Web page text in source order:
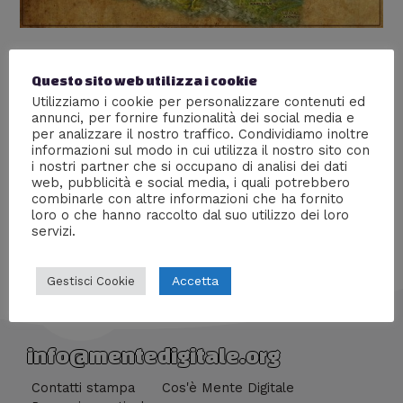
Lascia un commento /Il Signore Degli Anelli
World/ DiProf Carbone
Cavalca insieme a questo popolo fiero indomito e
sincero della saga “Il Signore Degni Anelli”.
info@mentedigitale.org
Contatti stampa
Cos'è Mente Digitale
Questo sito web utilizza i cookie
Utilizziamo i cookie per personalizzare contenuti ed
annunci, per fornire funzionalità dei social media e
per analizzare il nostro traffico. Condividiamo inoltre
informazioni sul modo in cui utilizza il nostro sito con
i nostri partner che si occupano di analisi dei dati
web, pubblicità e social media, i quali potrebbero
combinarle con altre informazioni che ha fornito
loro o che hanno raccolto dal suo utilizzo dei loro
servizi.
Gestisci Cookie Accetta